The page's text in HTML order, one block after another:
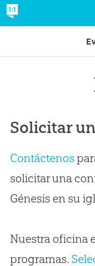
Solicitar
Contáctenos
solicitar una
Génesis en su
Nuestra oficina
programas.